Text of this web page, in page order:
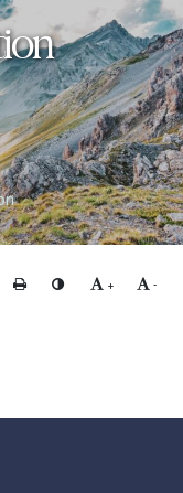
Imprimer Changer le contraste
+ Agrandir le
-